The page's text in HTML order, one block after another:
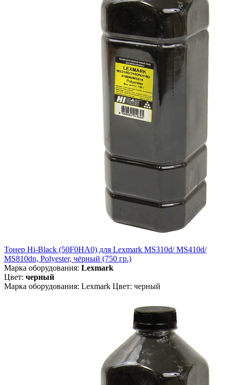
Тонер Hi-Black (50F0HA0) для Lexmark MS310d/ MS410d/
MS810dn, Polyester, чёрный (750 гр.)
Марка оборудования: Lexmark
Цвет: черный
Марка оборудования: Lexmark Цвет: черный